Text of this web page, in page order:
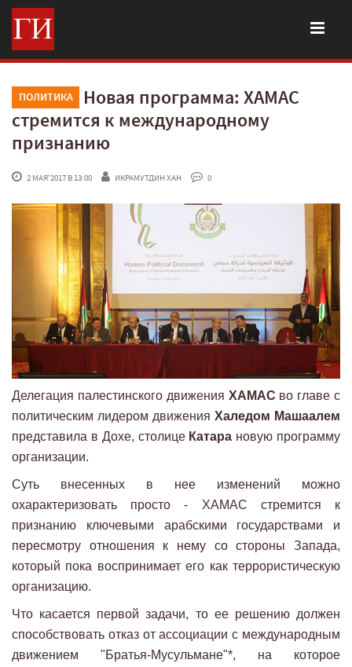
ПОЛИТИКА
Новая программа: ХАМАС
стремится к международному
признанию
2 МАЯ'2017 В 13:00 ИКРАМУТДИН ХАН 0
Делегация палестинского движения ХАМАС во главе с
политическим лидером движения Халедом Машаалем
представила в Дохе, столице Катара новую программу
организации.
Суть внесенных в нее изменений можно
охарактеризовать просто - ХАМАС стремится к
признанию ключевыми арабскими государствами и
пересмотру отношения к нему со стороны Запада,
который пока воспринимает его как террористическую
организацию.
Что касается первой задачи, то ее решению должен
способствовать отказ от ассоциации с международным
движением "Братья-Мусульмане"*, на которое